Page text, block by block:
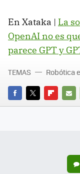
En Xataka | La
OpenAI no es
parece GPT y
FACEBOOK
TWITTERFLIPBOARD
E-
TEMAS Robótica